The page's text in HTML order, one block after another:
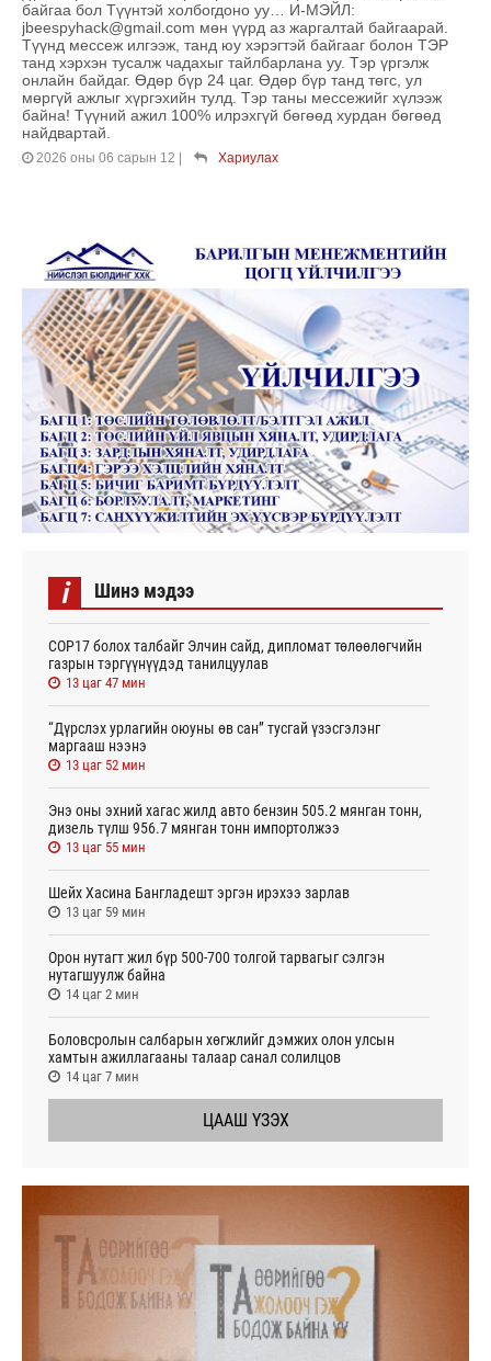
байгаа бол Түүнтэй холбогдоно уу… И-МЭЙЛ:
jbeespyhack@gmail.com мөн үүрд аз жаргалтай байгаарай.
Түүнд мессеж илгээж, танд юу хэрэгтэй байгааг болон ТЭР
танд хэрхэн тусалж чадахыг тайлбарлана уу. Тэр үргэлж
онлайн байдаг. Өдөр бүр 24 цаг. Өдөр бүр танд төгс, ул
мөргүй ажлыг хүргэхийн тулд. Тэр таны мессежийг хүлээж
байна! Түүний ажил 100% илрэхгүй бөгөөд хурдан бөгөөд
найдвартай.
2026 оны 06 сарын 12 | Хариулах
i Шинэ мэдээ
СОР17 болох талбайг Элчин сайд, дипломат төлөөлөгчийн
газрын тэргүүнүүдэд танилцуулав
13 цаг 47 мин
“Дүрслэх урлагийн оюуны өв сан” тусгай үзэсгэлэнг
маргааш нээнэ
13 цаг 52 мин
Энэ оны эхний хагас жилд авто бензин 505.2 мянган тонн,
дизель түлш 956.7 мянган тонн импортолжээ
13 цаг 55 мин
Шейх Хасина Бангладешт эргэн ирэхээ зарлав
13 цаг 59 мин
Орон нутагт жил бүр 500-700 толгой тарвагыг сэлгэн
нутагшуулж байна
14 цаг 2 мин
Боловсролын салбарын хөгжлийг дэмжих олон улсын
хамтын ажиллагааны талаар санал солилцов
14 цаг 7 мин
ЦААШ ҮЗЭХ